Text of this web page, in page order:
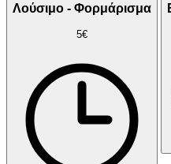
Λούσιμο - Φορμάρισμα
5€